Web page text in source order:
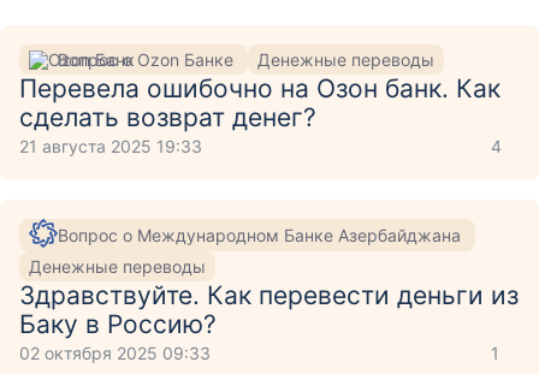
Вопрос о Ozon Банке Денежные переводы
Перевела ошибочно на Озон банк. Как
сделать возврат денег?
21 августа 2025 19:33 4
Вопрос о Международном Банке Азербайджана
Денежные переводы
Здравствуйте. Как перевести деньги из
Баку в Россию?
02 октября 2025 09:33 1